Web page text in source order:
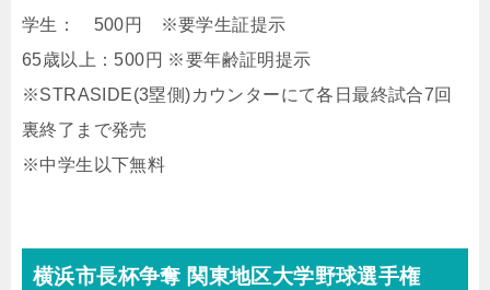
学生： 500円 ※要学生証提示
65歳以上：500円 ※要年齢証明提示
※STRASIDE(3塁側)カウンターにて各日最終試合7回
裏終了まで発売
※中学生以下無料
横浜市長杯争奪 関東地区大学野球選手権